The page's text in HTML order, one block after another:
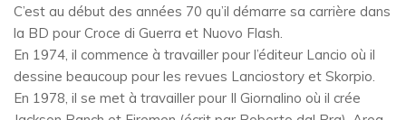
C’est au début des années 70 qu’il démarre sa carrière dans
la BD pour Croce di Guerra et Nuovo Flash.
En 1974, il commence à travailler pour l’éditeur Lancio où il
dessine beaucoup pour les revues Lanciostory et Skorpio.
En 1978, il se met à travailler pour Il Giornalino où il crée